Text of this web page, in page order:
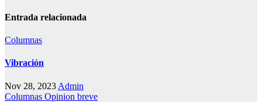
Entrada relacionada
Columnas
Vibración
Nov 28, 2023 Admin
Columnas Opinion breve